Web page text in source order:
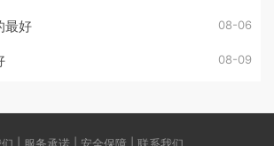
最好 08-06
08-09